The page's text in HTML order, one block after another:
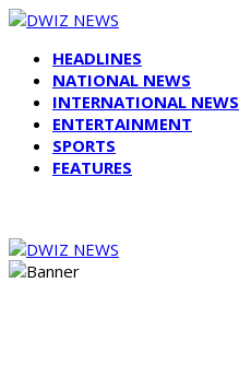
HEADLINES
NATIONAL NEWS
INTERNATIONAL NEWS
ENTERTAINMENT
SPORTS
FEATURES